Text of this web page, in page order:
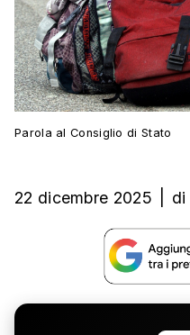
Parola al Consiglio di Stato
22 dicembre 2025 di